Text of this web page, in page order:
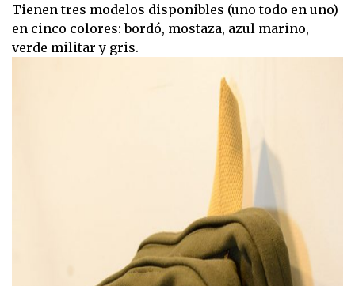
Tienen tres modelos disponibles (uno todo en uno)
en cinco colores: bordó, mostaza, azul marino,
verde militar y gris.